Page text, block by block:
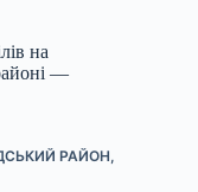
на
—
РАЙОН,